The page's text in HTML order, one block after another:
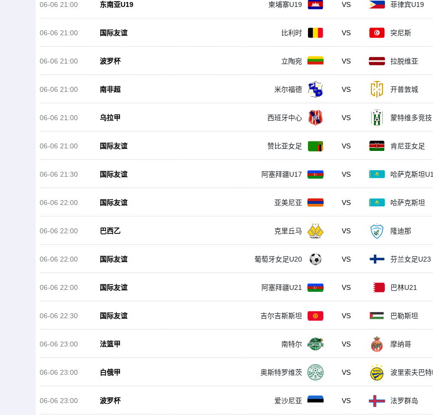
06-06 21:00 东南亚U19 柬埔寨U19 VS 菲律宾U19
06-06 21:00 国际友谊 比利时 VS 突尼斯
06-06 21:00 波罗杯 立陶宛 VS 拉脱维亚
06-06 21:00 南非超 米尔福德 VS 开普敦城
06-06 21:00 乌拉甲 西班牙中心 VS 蒙特维多竞技
06-06 21:00 国际友谊 赞比亚女足 VS 肯尼亚女足
06-06 21:30 国际友谊 阿塞拜疆U17 VS 哈萨克斯坦
06-06 22:00 国际友谊 亚美尼亚 VS 哈萨克斯坦
06-06 22:00 巴西乙 克里丘马 VS 隆迪那
06-06 22:00 国际友谊 葡萄牙女足U20 VS 芬兰女足U23
06-06 22:00 国际友谊 阿塞拜疆U21 VS 巴林U21
06-06 22:30 国际友谊 吉尔吉斯斯坦 VS 巴勒斯坦
06-06 23:00 法篮甲 南特尔 VS 摩纳哥
06-06 23:00 白俄甲 奥斯特罗维茨 VS 波里索夫巴特
06-06 23:00 波罗杯 爱沙尼亚 VS 法罗群岛